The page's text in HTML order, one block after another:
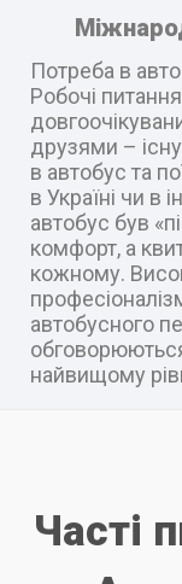
Потреба в
Робочі
друзями –
в автобус та
в Україні чи в
автобус був
комфорт, а
кожному.
автобусного
найвищому
Часті